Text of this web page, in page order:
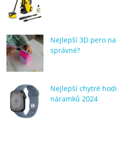
Nejlepší 3D pero
správné?
Nejlepší chytré
náramků 2024